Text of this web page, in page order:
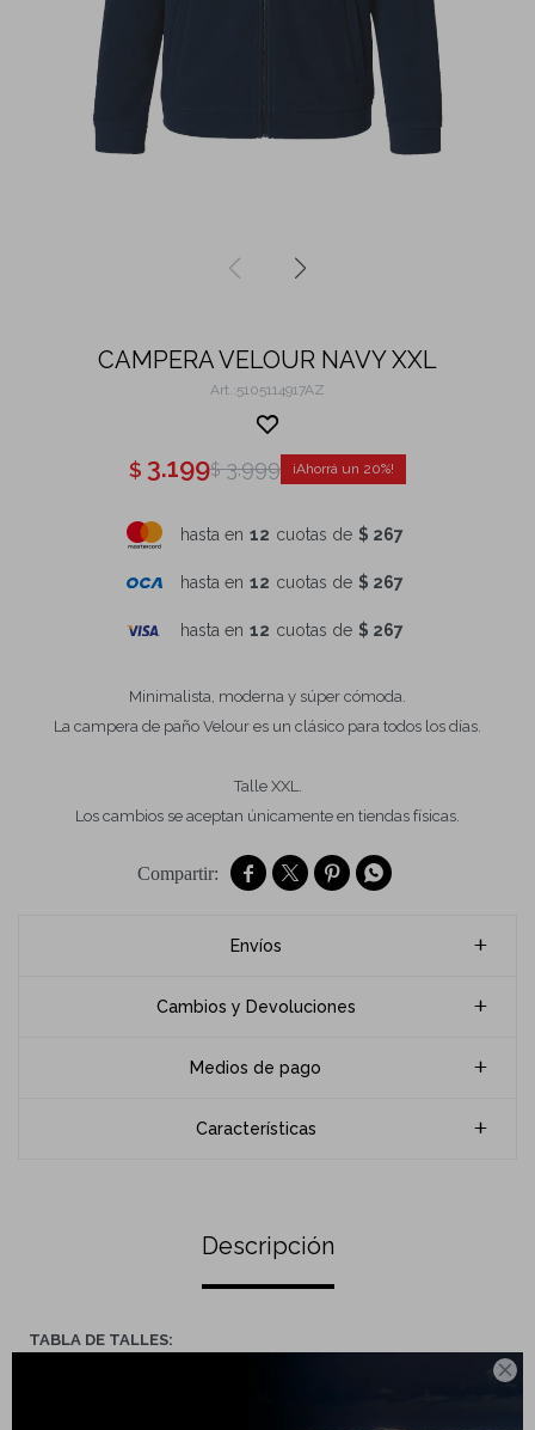

CAMPERA VELOUR NAVY XXL
5105114917AZ
$ 3.199$ 3.999 20
hasta en 12 cuotas de $ 267
hasta en 12 cuotas de $ 267
hasta en 12 cuotas de $ 267
Minimalista, moderna y súper cómoda.
La campera de paño Velour es un clásico para todos los días.
Talle XXL.
Los cambios se aceptan únicamente en tiendas físicas.
   
Envíos
Cambios y Devoluciones
Medios de pago
Características
Descripción
TABLA DE TALLES: